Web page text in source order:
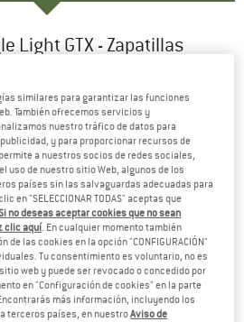
Light GTX - Zapatillas
similares para garantizar las funciones
También ofrecemos servicios y
nuestro tráfico de datos para
y para proporcionar recursos de
a nuestros socios de redes sociales,
uso de nuestro sitio Web, algunos de los
países sin las salvaguardas adecuadas para
en "SELECCIONAR TODAS" aceptas que
no deseas aceptar cookies que no sean
clic aquí. En cualquier momento también
las cookies en la opción "CONFIGURACIÓN"
Tu consentimiento es voluntario, no es
web y puede ser revocado o concedido por
en "Configuración de cookies" en la parte
más información, incluyendo los
terceros países, en nuestroAviso de